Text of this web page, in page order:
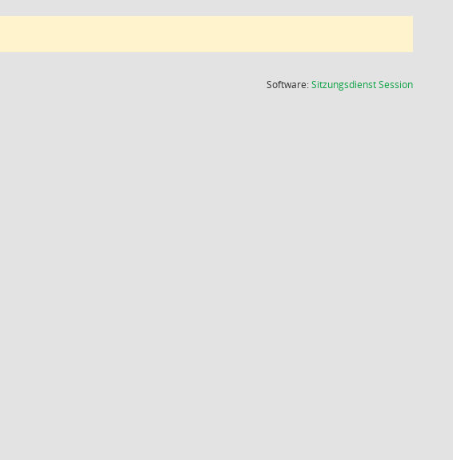
Software:SitzungsdienstSession(Wird in